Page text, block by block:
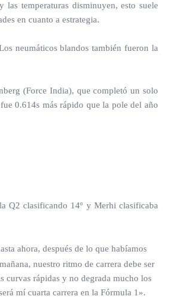
temperaturas disminuyen, esto suele
en cuanto a estrategia.
neumáticos blandos también fueron la
(Force India), que completó un solo
0.614s más rápido que la pole del año
Q2 clasificando 14º y Merhi clasificaba
ahora, después de lo que habíamos
nuestro ritmo de carrera debe ser
curvas rápidas y no degrada mucho los
mí cuarta carrera en la Fórmula 1».